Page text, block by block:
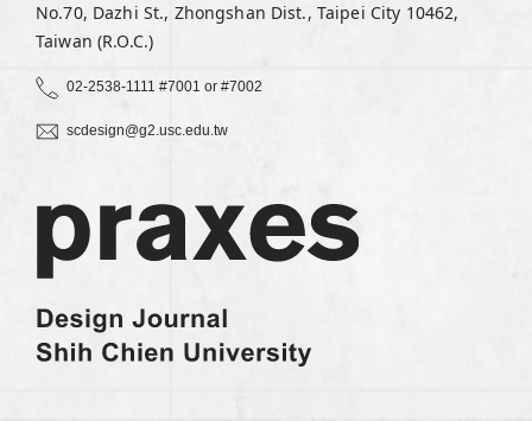
No.70, Dazhi St., Zhongshan Dist., Taipei City 10462,
Taiwan (R.O.C.)
02-2538-1111 #7001 or #7002
scdesign@g2.usc.edu.tw